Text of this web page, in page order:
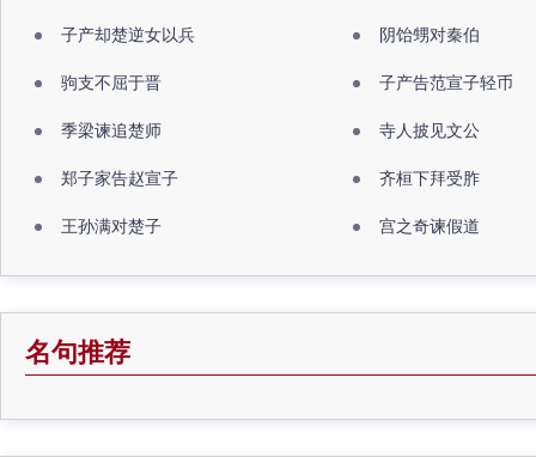
子产却楚逆女以兵 阴饴甥对秦伯
驹支不屈于晋 子产告范宣子轻币
季梁谏追楚师 寺人披见文公
郑子家告赵宣子 齐桓下拜受胙
王孙满对楚子 宫之奇谏假道
名句推荐